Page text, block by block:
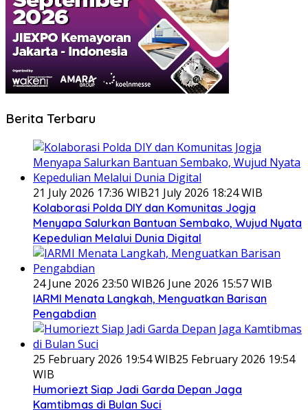
Berita Terbaru
21 July 2026 17:36 WIB21 July 2026 18:24 WIB
Kolaborasi Polda DIY dan Komunitas Jogja
Menyapa Salurkan Bantuan Sembako, Wujud Nyata
Kepedulian Melalui Dunia Digital
24 June 2026 23:50 WIB26 June 2026 15:57 WIB
IARMI Menata Langkah, Menguatkan Barisan
Pengabdian
25 February 2026 19:54 WIB25 February 2026 19:54
WIB
Humoriezt Siap Jadi Garda Depan Jaga
Kamtibmas di Bulan Suci